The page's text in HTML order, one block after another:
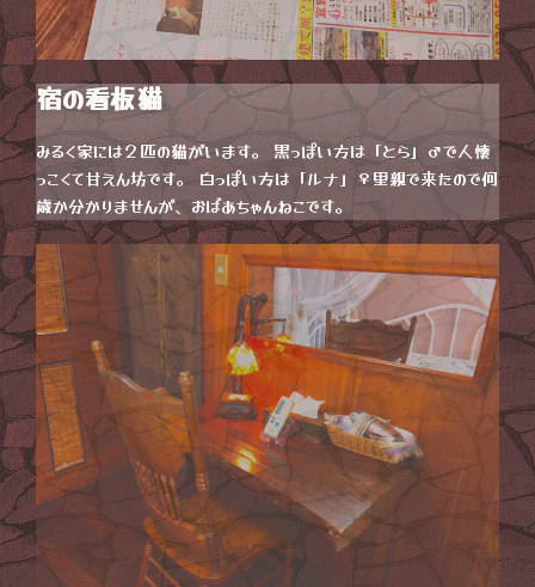
宿の看板猫
みるく家には２匹の猫がいます。 黒っぽい方は「とら」♂で人懐
っこくて甘えん坊です。 白っぽい方は「ルナ」♀里親で来たので何
歳か分かりませんが、おばあちゃんねこです。